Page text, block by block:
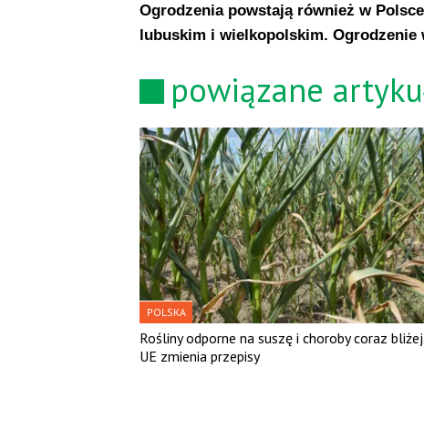
Ogrodzenia powstają również w
lubuskim i wielkopolskim. Ogrodzenie
powiązane
POLSKA
Rośliny odporne na suszę i choroby coraz bliżej.
UE zmienia przepisy